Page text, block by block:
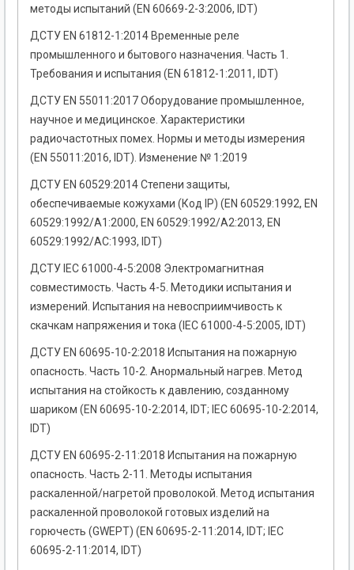
методы испытаний (EN 60669-2-3:2006, IDT)
ДСТУ EN 61812-1:2014 Временные реле
промышленного и бытового назначения. Часть 1.
Требования и испытания (EN 61812-1:2011, IDT)
ДСТУ EN 55011:2017 Оборудование промышленное,
научное и медицинское. Характеристики
радиочастотных помех. Нормы и методы измерения
(EN 55011:2016, IDT). Изменение № 1:2019
ДСТУ EN 60529:2014 Степени защиты,
обеспечиваемые кожухами (Код ІР) (EN 60529:1992, EN
60529:1992/A1:2000, EN 60529:1992/A2:2013, EN
60529:1992/AC:1993, IDT)
ДСТУ ІЕС 61000-4-5:2008 Электромагнитная
совместимость. Часть 4-5. Методики испытания и
измерений. Испытания на невосприимчивость к
скачкам напряжения и тока (ІЕС 61000-4-5:2005, IDТ)
ДСТУ EN 60695-10-2:2018 Испытания на пожарную
опасность. Часть 10-2. Анормальный нагрев. Метод
испытания на стойкость к давлению, созданному
шариком (EN 60695-10-2:2014, IDT; IEC 60695-10-2:2014,
IDT)
ДСТУ EN 60695-2-11:2018 Испытания на пожарную
опасность. Часть 2-11. Методы испытания
раскаленной/нагретой проволокой. Метод испытания
раскаленной проволокой готовых изделий на
горючесть (GWEPT) (EN 60695-2-11:2014, IDT; IEC
60695-2-11:2014, IDT)